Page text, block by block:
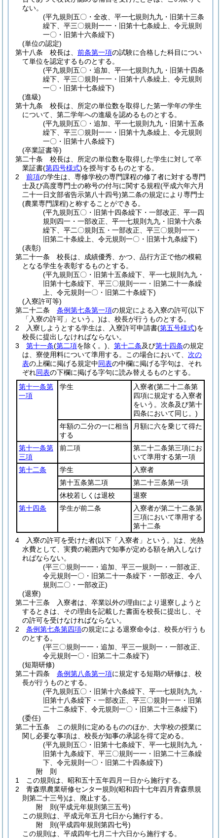
ない。
(平九規則五〇・全改、平一七規則九九・旧第十三条
繰下、平三〇規則一一・旧第十七条繰上、令元規則
一〇・旧第十六条繰下)
(単位の認定)
第十八条
校長は、 前条第一項の試験に合格した科目につい
て単位を認定するものとする。
(平九規則五〇・追加、平一七規則九九・旧第十四条
繰下、平三〇規則一一・旧第十八条繰上、令元規則
一〇・旧第十七条繰下)
(進級)
第十九条
校長は、所定の単位数を取得した第一学年の学生
について、第二学年への進級を認めるものとする。
(平九規則五〇・追加、平一七規則九九・旧第十五条
繰下、平三〇規則一一・旧第十九条繰上、令元規則
一〇・旧第十八条繰下)
(卒業証書等)
第二十条
校長は、所定の単位数を取得した学生に対して卒
業証書(第四号様式)を授与するものとする。
2
前項の学生は、専修学校の専門課程の修了者に対する専門
士及び高度専門士の称号の付与に関する規程(平成六年六月
二十一日文部省告示第八十四号)第二条の規定により専門士
(農業専門課程)と称することができる。
(平九規則五〇・旧第十四条繰下・一部改正、平一四
規則四一・一部改正、平一七規則九九・旧第十六条
繰下、平二〇規則五・一部改正、平三〇規則一一・
旧第二十条繰上、令元規則一〇・旧第十九条繰下)
(表彰)
第二十一条
校長は、成績優秀、かつ、品行方正で他の模範
となる学生を表彰するものとする。
(平九規則五〇・旧第十五条繰下、平一七規則九九・
旧第十七条繰下、平三〇規則一一・旧第二十一条繰
上、令元規則一〇・旧第二十条繰下)
(入寮許可等)
第二十二条
条例第七条第一項の規定による入寮の許可(以下
「入寮の許可」という。)は、校長が行うものとする。
2
入寮しようとする学生は、入寮許可申請書(第五号様式)を
校長に提出しなければならない。
3
第十一条(第二項を除く。) 第十二条及び第十四条の規定
は、寮使用料について準用する。
この場合において、 次の
表の上欄に掲げる規定中同表の中欄に掲げる字句は、それ
ぞれ同表の下欄に掲げる字句に読み替えるものとする。
第十一条第
一項
学生 入寮者(第二十二条第
四項に規定する入寮者
をいう。次条及び第十
四条において同じ。)
年額の二分の一に相当
する
月額に六を乗じて得た
第十一条第
三項
前二項
第二十二条第三項にお
いて準用する第一項
第十二条
学生
入寮者
第十五条第二項
第二十三条第一項
休校若しくは退校
退寮
第十四条
学生が前二条
入寮者が第二十二条第
三項において準用する
第十二条
4
入寮の許可を受けた者(以下「入寮者」という。)は、光熱
水費として、実費の範囲内で知事が定める額を納入しなけ
ればならない。
(平三〇規則一一・追加、平三一規則一・一部改正、
令元規則一〇・旧第二十一条繰下・一部改正、令八
規則二〇・一部改正)
(退寮)
第二十三条
入寮者は、卒業以外の理由により退寮しようと
するときは、その理由を記載した書面を校長に提出し、そ
の許可を受けなければならない。
2
条例第七条第四項の規定による退寮命令は、校長が行うも
のとする。
(平三〇規則一一・追加、平三一規則一・一部改正、
令元規則一〇・旧第二十二条繰下)
(短期研修)
第二十四条
条例第八条第一項に規定する短期の研修は、校
長が行うものとする。
(平九規則五〇・旧第十六条繰下、平一七規則九九・
旧第十八条繰下・一部改正、平三〇規則一一・旧第
二十二条繰下、令元規則一〇・旧第二十三条繰下)
(委任)
第二十五条
この規則に定めるもののほか、大学校の授業に
関し必要な事項は、校長が知事の承認を得て定める。
(平九規則五〇・旧第十七条繰下、平一七規則九九・
旧第十九条繰下、平三〇規則一一・旧第二十三条繰
下、令元規則一〇・旧第二十四条繰下)
附 則
1
この規則は、昭和五十五年四月一日から施行する。
2
青森県農業研修センター規則 (昭和四十七年四月青森県規
則第二十三号)は、廃止する。
附 則(平成元年規則第三五号)
この規則は、平成元年五月七日から施行する。
附 則(平成四年規則第四七号)
この規則は、平成四年七月二十六日から施行する。